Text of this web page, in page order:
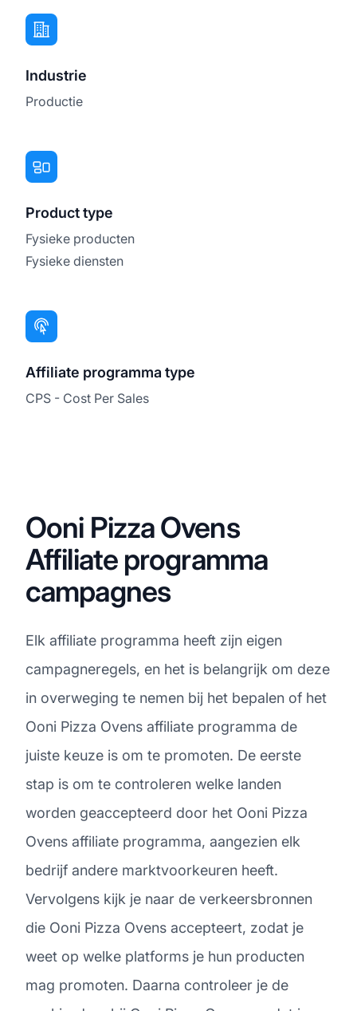
Industrie
Productie
Product type
Fysieke producten
Fysieke diensten
Affiliate programma type
CPS - Cost Per Sales
Ooni Pizza Ovens
Affiliate programma
campagnes
Elk affiliate programma heeft zijn eigen
campagneregels, en het is belangrijk om deze
in overweging te nemen bij het bepalen of het
Ooni Pizza Ovens affiliate programma de
juiste keuze is om te promoten. De eerste
stap is om te controleren welke landen
worden geaccepteerd door het Ooni Pizza
Ovens affiliate programma, aangezien elk
bedrijf andere marktvoorkeuren heeft.
Vervolgens kijk je naar de verkeersbronnen
die Ooni Pizza Ovens accepteert, zodat je
weet op welke platforms je hun producten
mag promoten. Daarna controleer je de